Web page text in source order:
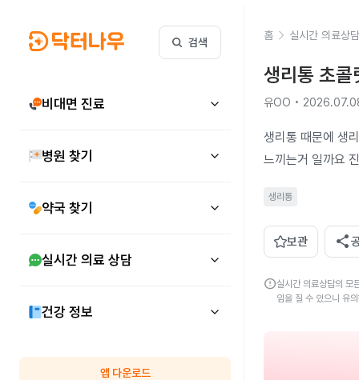
검색
비대면 진료
병원 찾기
약국 찾기
실시간 의료 상담
건강 정보
앱 다운로드
홈 실시간 의료상담
생리통 초콜
유OO •
생리통 때문에 생
느끼는거 일까요
생리통
보관 share
error실시간 의료상담의 모
임을 질 수 있으니 유